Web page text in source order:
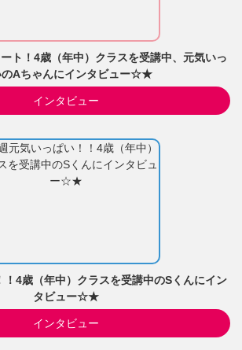
ト！4歳（年中）クラスを受講中、元気いっ
のAちゃんにインタビュー☆★
インタビュー
！4歳（年中）クラスを受講中のSくんにイン
タビュー☆★
インタビュー